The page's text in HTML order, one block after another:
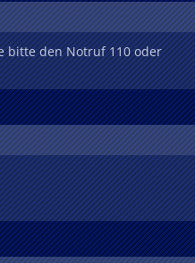
bitte den Notruf 110 oder